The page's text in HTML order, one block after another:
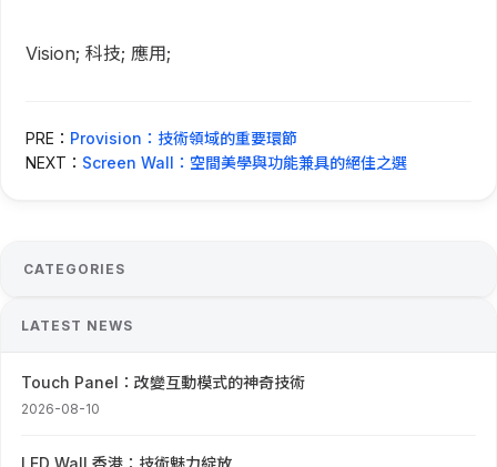
Vision; 科技; 應用;
PRE： Provision：技術領域的重要環節
NEXT： Screen Wall：空間美學與功能兼具的絕佳之選
CATEGORIES
LATEST NEWS
Touch Panel：改變互動模式的神奇技術
2026-08-10
LED Wall 香港：技術魅力綻放